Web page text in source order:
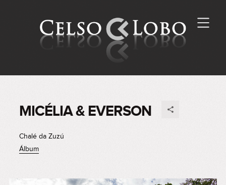
MICÉLIA & EVERSON
Chalé da Zuzú
Álbum